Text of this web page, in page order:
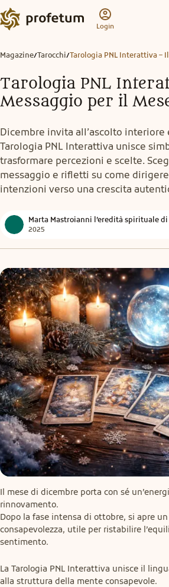
Login
Magazine/Tarocchi/
Tarologia PNL
Messaggio per il
Dicembre invita all’ascolto interiore
Tarologia PNL Interattiva unisce
trasformare percezioni e scelte.
messaggio e rifletti su come
intenzioni verso una crescita
Marta Mastroianni l’eredità spirituale
2025
Il mese di dicembre porta con sé
rinnovamento.
Dopo la fase intensa di ottobre, si apre
consapevolezza, utile per ristabilire
sentimento.
La Tarologia PNL Interattiva unisce il
alla struttura della mente consapevole.